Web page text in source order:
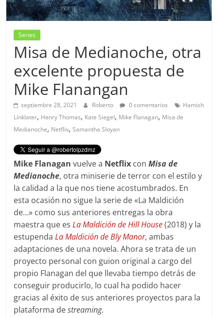
Series
Misa de Medianoche, otra
excelente propuesta de
Mike Flanangan
septiembre 28, 2021 Roberto 0 comentarios
Hamish
Linklater, Henry Thomas, Kate Siegel, Mike Flanagan, Misa de
Medianoche, Netflix,Samantha Sloyan
Mike Flanagan vuelve a Netflix conMisa de
Medianoche, otra miniserie de terror con el estilo y
la calidad a la que nos tiene acostumbrados. En
esta ocasión no sigue la serie de «La Maldición
de…» como sus anteriores entregas la obra
maestra que esLa Maldición de Hill House(2018) y la
estupendaLa Maldición de Bly Manor, ambas
adaptaciones de una novela. Ahora se trata de un
proyecto personal con guion original a cargo del
propio Flanagan del que llevaba tiempo detrás de
conseguir producirlo, lo cual ha podido hacer
gracias al éxito de sus anteriores proyectos para la
plataforma destreaming.